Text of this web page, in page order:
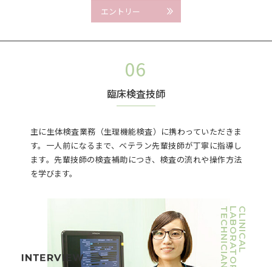
エントリー
臨床検査技師
主に生体検査業務（生理機能検査）に携わっていただきま
す。一人前になるまで、ベテラン先輩技師が丁寧に指導し
ます。先輩技師の検査補助につき、検査の流れや操作方法
を学びます。
CLINICAL
LABORATORY
TECHNICIAN